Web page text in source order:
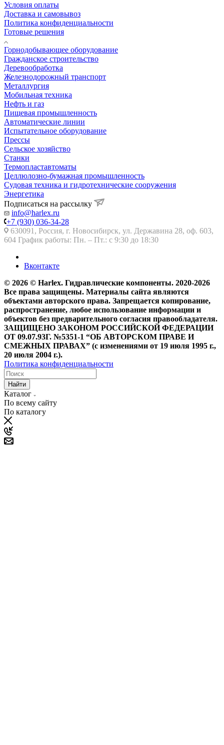
Условия оплаты
Доставка и самовывоз
Политика конфиденциальности
Готовые решения
Горнодобывающее оборудование
Гражданское строительство
Деревообработка
Железнодорожный транспорт
Металлургия
Мобильная техника
Нефть и газ
Пищевая промышленность
Автоматические линии
Испытательное оборудование
Прессы
Сельское хозяйство
Станки
Термопластавтоматы
Целлюлозно-бумажная промышленность
Судовая техника и гидротехнические сооружения
Энергетика
Подписаться на рассылку
info@harlex.ru
+7 (930) 036-34-28
630091, Россия, г. Новосибирск, ул. Державина 28, оф. 603,
604 График работы: Пн. – Пт.: с 9:30 до 18:30
Вконтакте
© 2026 © Harlex. Гидравлические компоненты. 2020-2026
Все права защищены. Материалы сайта являются
объектами авторского права. Запрещается копирование,
распространение, любое использование информации и
объектов без предварительного согласия правообладателя.
ЗАЩИЩЕНО ЗАКОНОМ РОССИЙСКОЙ ФЕДЕРАЦИИ
ОТ 09.07.93Г. №5351-1 “ОБ АВТОРСКОМ ПРАВЕ И
СМЕЖНЫХ ПРАВАХ” (с изменениями от 19 июля 1995 г.,
20 июля 2004 г.).
Политика конфиденциальности
Найти
Каталог
По всему сайту
По каталогу